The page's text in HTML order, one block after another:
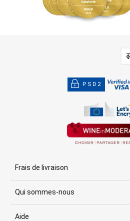
PSD2
Frais de livraison
Qui sommes-nous
Aide